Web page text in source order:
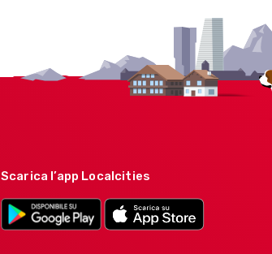
Scarica l’app Localcities